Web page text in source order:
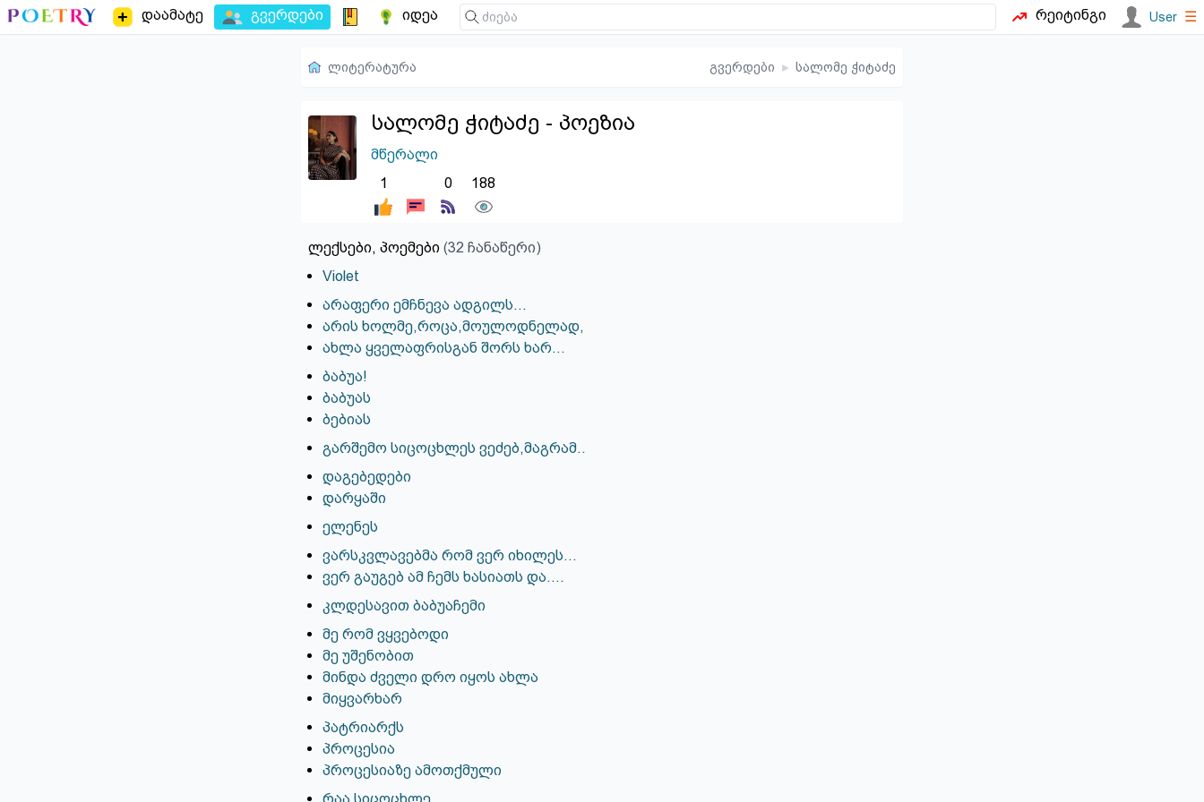
დაამატე გვერდები იდეა რეიტინგი User ☰
ლიტერატურა გვერდები ▸ სალომე ჭიტაძე
სალომე ჭიტაძე - პოეზია
მწერალი
1
0 188
ლექსები, პოემები (32 ჩანაწერი)
Violet
არაფერი ემჩნევა ადგილს…
არის ხოლმე,როცა,მოულოდნელად,
ახლა ყველაფრისგან შორს ხარ…
ბაბუა!
ბაბუას
ბებიას
გარშემო სიცოცხლეს ვეძებ,მაგრამ..
დაგებედები
დარყაში
ელენეს
ვარსკვლავებმა რომ ვერ იხილეს…
ვერ გაუგებ ამ ჩემს ხასიათს და….
კლდესავით ბაბუაჩემი
მე რომ ვყვებოდი
მე უშენობით
მინდა ძველი დრო იყოს ახლა
მიყვარხარ
პატრიარქს
პროცესია
პროცესიაზე ამოთქმული